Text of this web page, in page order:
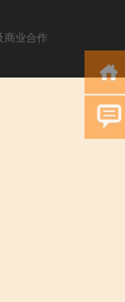
商业合作